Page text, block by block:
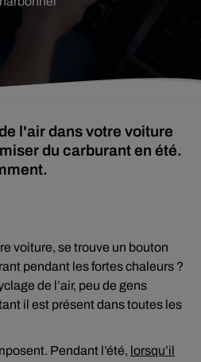
l'air dans votre voiture
du carburant en été.
voiture, se trouve un bouton
pendant les fortes chaleurs ?
de l’air, peu de gens
il est présent dans toutes les
Pendant l’été, lorsqu’il